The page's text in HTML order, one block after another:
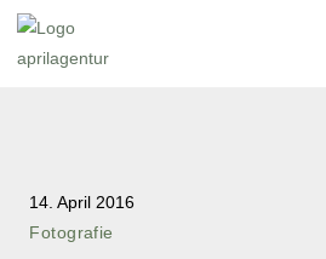
14. April 2016
Fotografie